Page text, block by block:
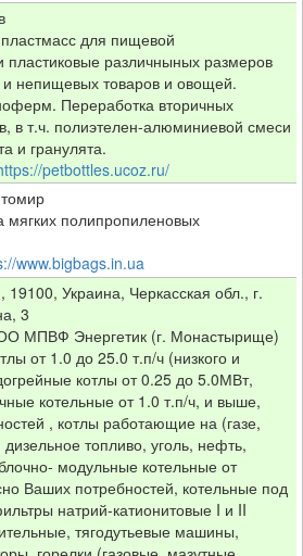
для пищевой
различныных размеров
и непищевых товаров и овощей.
Переработка вторичных
в т.ч. полиэтелен-алюминиевой смеси
и гранулята.
petbottles.ucoz.ru/
мягких полипропиленовых
www.bigbags.in.ua
19100, Украина, Черкасская обл., г.
3
МПВФ Энергетик (г. Монастырище)
от 1.0 до 25.0 т.п/ч (низкого и
котлы от 0.25 до 5.0МВт,
котельные от 1.0 т.п/ч, и выше,
, котлы работающие на (газе,
топливо, уголь, нефть,
модульные котельные от
Ваших потребностей, котельные под
натрий-катионитовые I и II
тягодутьевые машины,